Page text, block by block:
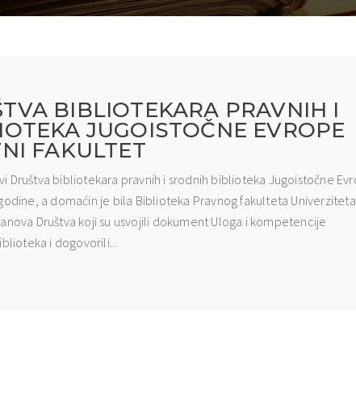
BIBLIOTEKARA PRAVNIH I
JUGOISTOČNE EVROPE
FAKULTET
Društva bibliotekara pravnih i srodnih biblioteka Jugoistočne
a domaćin je bila Biblioteka Pravnog fakulteta
Društva koji su usvojili dokument Uloga i kompetencije
i dogovorili...